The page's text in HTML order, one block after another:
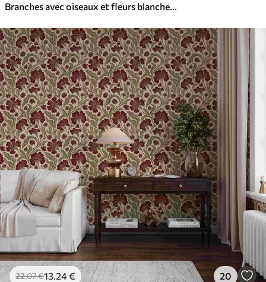
Branches avec oiseaux et fleurs blanches sur un fond délicat
22.07€13.24€ 20